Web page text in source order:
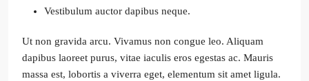
Vestibulum auctor dapibus neque.
Ut non gravida arcu. Vivamus non congue leo. Aliquam
dapibus laoreet purus, vitae iaculis eros egestas ac. Mauris
massa est, lobortis a viverra eget, elementum sit amet ligula.